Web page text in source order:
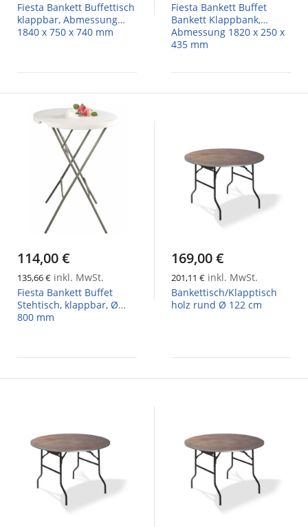
Fiesta Bankett Buffettisch
klappbar, Abmessung
1840 x 750 x 740 mm
Fiesta Bankett Buffet
Bankett Klappbank,
Abmessung 1820 x 250 x
435 mm
114,00 €
135,66 € inkl. MwSt.
Fiesta Bankett Buffet
Stehtisch, klappbar, Ø
800 mm
169,00 €
201,11 € inkl. MwSt.
Bankettisch/Klapptisch
holz rund Ø 122 cm